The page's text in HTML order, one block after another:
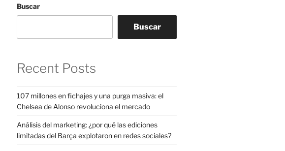
Buscar
Buscar
Recent Posts
107 millones en fichajes y una purga masiva: el
Chelsea de Alonso revoluciona el mercado
Análisis del marketing: ¿por qué las ediciones
limitadas del Barça explotaron en redes sociales?